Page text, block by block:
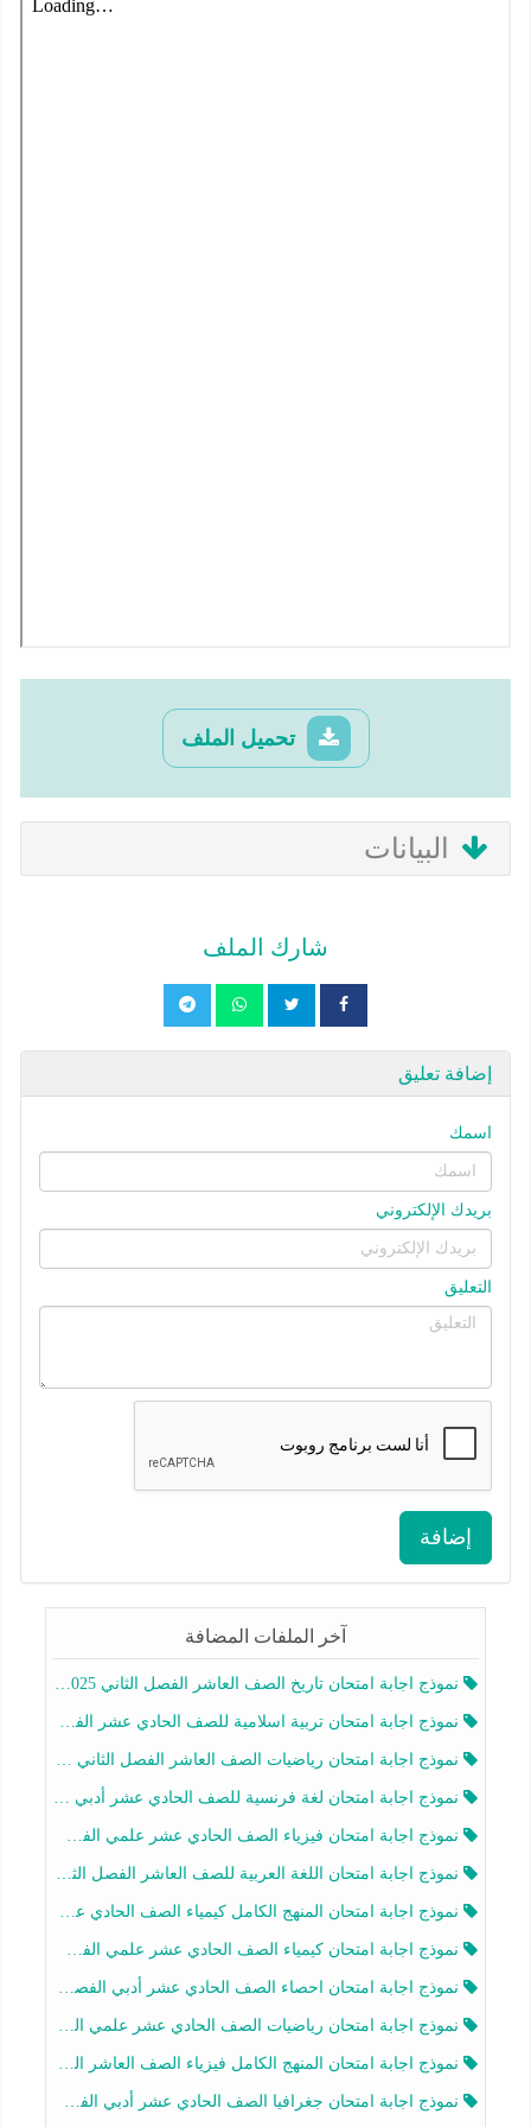
تحميل الملف
البيانات
شارك الملف
إضافة تعليق
اسمك
بريدك الإلكتروني
التعليق
إضافة
آخر الملفات المضافة
نموذج اجابة امتحان تاريخ الصف العاشر الفصل الثاني 2025-2026
نموذج اجابة امتحان تربية اسلامية للصف الحادي عشر الفصل الثاني 2025-2026
نموذج اجابة امتحان رياضيات الصف العاشر الفصل الثاني 2025-2026
نموذج اجابة امتحان لغة فرنسية للصف الحادي عشر أدبي الفصل الثاني 2025-2026
نموذج اجابة امتحان فيزياء الصف الحادي عشر علمي الفصل الثاني 2025-2026
نموذج اجابة امتحان اللغة العربية للصف العاشر الفصل الثاني 2025-2026
نموذج اجابة امتحان المنهج الكامل كيمياء الصف الحادي عشر علمي الفصل الثاني 2025-2026
نموذج اجابة امتحان كيمياء الصف الحادي عشر علمي الفصل الثاني 2025-2026
نموذج اجابة امتحان احصاء الصف الحادي عشر أدبي الفصل الثاني 2025-2026
نموذج اجابة امتحان رياضيات الصف الحادي عشر علمي الفصل الثاني 2025-2026
نموذج اجابة امتحان المنهج الكامل فيزياء الصف العاشر الفصل الثاني 2025-2026
نموذج اجابة امتحان جغرافيا الصف الحادي عشر أدبي الفصل الثاني 2025-2026